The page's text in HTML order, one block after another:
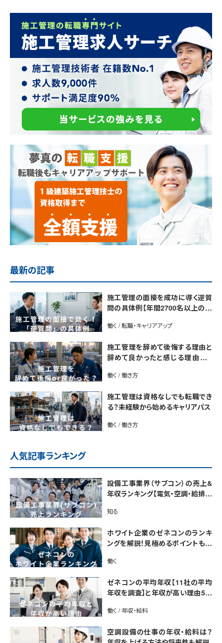
最新の記事
施工管理の面接を成功に導く逆質
問の具体例【年間2700名以上の施
働く / 転職・キャリアアップ
施工管理を辞めて後悔する理由と
辞めて良かったと感じる理由は？
説】
働く / 働き方
施工管理は資格なしでも転職でき
る？未経験から始めるキャリアパス
働く / 働き方
人気記事ランキング
設備工事業界（サブコン）の売上&
年収ランキング【電気・空調・給排水
市場規模も解説
知る
ホワイト企業のゼネコンのランキ
ングを解説！見極めるポイントも紹
働く
ゼネコンの平均年収【11社の平均
年収を調査】と年収が高い理由5選
働く / 年収・給料
空調設備の仕事の年収・給料は？